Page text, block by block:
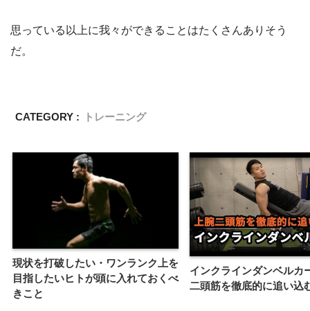
思っている以上に我々ができることはたくさんありそう
だ。
CATEGORY : トレーニング
現状を打破したい・ワンランク上を
目指したいヒトが頭に入れておくべ
きこと
インクラインダンベルカ
二頭筋を徹底的に追い込